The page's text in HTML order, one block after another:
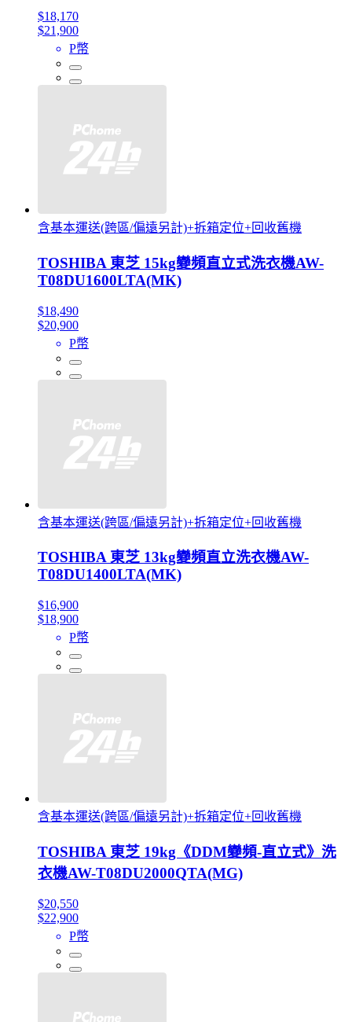
$18,170
$21,900
P幣
含基本運送(跨區/偏遠另計)+拆箱定位+回收舊機
TOSHIBA 東芝 15kg變頻直立式洗衣機AW-
T08DU1600LTA(MK)
$18,490
$20,900
P幣
含基本運送(跨區/偏遠另計)+拆箱定位+回收舊機
TOSHIBA 東芝 13kg變頻直立洗衣機AW-
T08DU1400LTA(MK)
$16,900
$18,900
P幣
含基本運送(跨區/偏遠另計)+拆箱定位+回收舊機
TOSHIBA 東芝 19kg《DDM變頻-直立式》洗
衣機AW-T08DU2000QTA(MG)
$20,550
$22,900
P幣